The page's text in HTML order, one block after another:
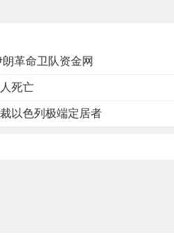
革命卫队资金网
死亡
以色列极端定居者